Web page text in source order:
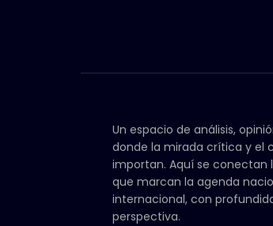
Un espacio de análisis,
donde la mirada crítica y el
importan. Aquí se conectan
que marcan la agenda
internacional, con
perspectiva.